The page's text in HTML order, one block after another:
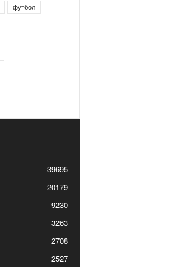
футбол
39695
20179
9230
3263
2708
2527